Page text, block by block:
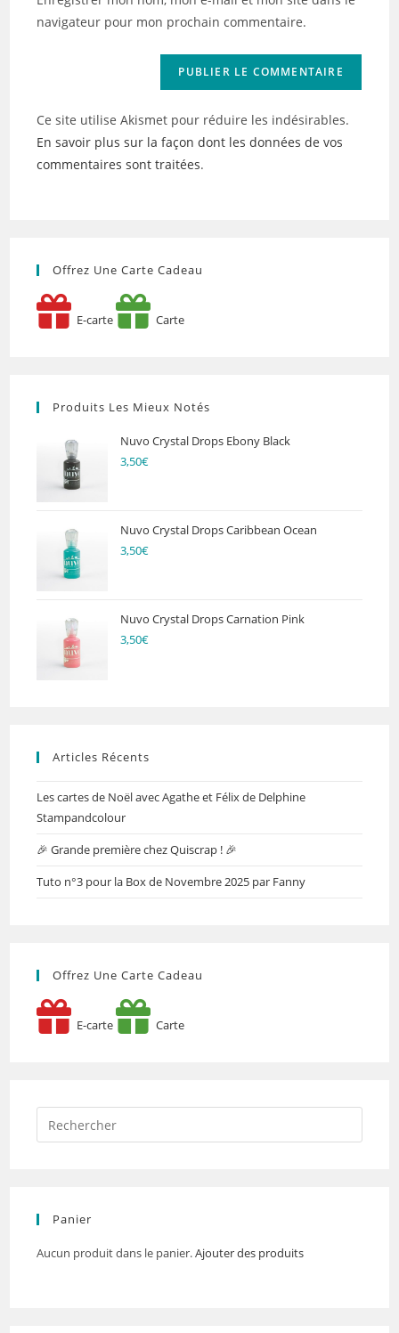
(facultatif)
navigateur pour mon prochain commentaire.
Ce site utilise Akismet pour réduire les indésirables.
En savoir plus sur la façon dont les données de vos
commentaires sont traitées.
Offrez Une Carte Cadeau
E-carte Carte
Produits Les Mieux Notés
Nuvo Crystal Drops Ebony Black
3,50€
Nuvo Crystal Drops Caribbean Ocean
3,50€
Nuvo Crystal Drops Carnation Pink
3,50€
Articles Récents
Les cartes de Noël avec Agathe et Félix de Delphine
Stampandcolour
🎉 Grande première chez Quiscrap ! 🎉
Tuto n°3 pour la Box de Novembre 2025 par Fanny
Offrez Une Carte Cadeau
E-carte Carte
Panier
Aucun produit dans le panier.Ajouter des produits